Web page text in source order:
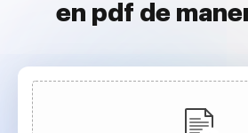
en pdf de